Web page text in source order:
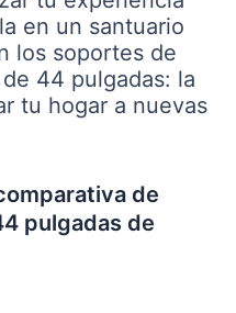
en un santuario
los soportes de
44 pulgadas: la
tu hogar a nuevas
de
pulgadas de